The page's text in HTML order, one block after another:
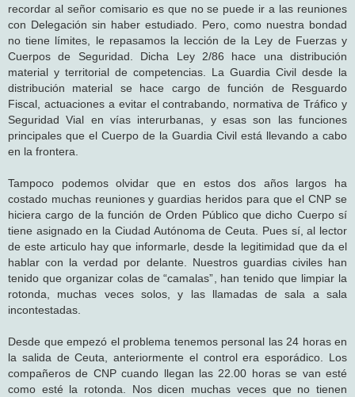
recordar al señor comisario es que no se puede ir a las reuniones
con Delegación sin haber estudiado. Pero, como nuestra bondad
no tiene límites, le repasamos la lección de la Ley de Fuerzas y
Cuerpos de Seguridad. Dicha Ley 2/86 hace una distribución
material y territorial de competencias. La Guardia Civil desde la
distribución material se hace cargo de función de Resguardo
Fiscal, actuaciones a evitar el contrabando, normativa de Tráfico y
Seguridad Vial en vías interurbanas, y esas son las funciones
principales que el Cuerpo de la Guardia Civil está llevando a cabo
en la frontera.
Tampoco podemos olvidar que en estos dos años largos ha
costado muchas reuniones y guardias heridos para que el CNP se
hiciera cargo de la función de Orden Público que dicho Cuerpo sí
tiene asignado en la Ciudad Autónoma de Ceuta. Pues sí, al lector
de este articulo hay que informarle, desde la legitimidad que da el
hablar con la verdad por delante. Nuestros guardias civiles han
tenido que organizar colas de “camalas”, han tenido que limpiar la
rotonda, muchas veces solos, y las llamadas de sala a sala
incontestadas.
Desde que empezó el problema tenemos personal las 24 horas en
la salida de Ceuta, anteriormente el control era esporádico. Los
compañeros de CNP cuando llegan las 22.00 horas se van esté
como esté la rotonda. Nos dicen muchas veces que no tienen